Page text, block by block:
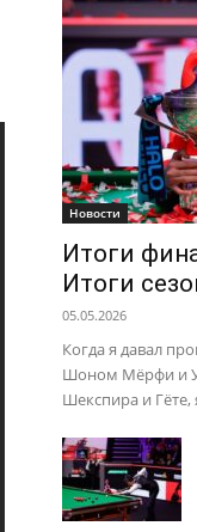
Новости
Итоги
Итоги
05.05.2026
Когда я давал
Шоном Мёрфи и У
Шекспира и